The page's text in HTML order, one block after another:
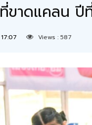
ขาดแคลน
Views : 587